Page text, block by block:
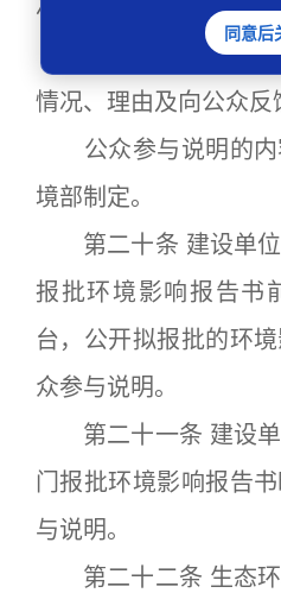
况；
（三）公众意见采
情况、理由及向公众反
公众参与说明的内
境部制定。
第二十条 建设单位
报批环境影响报告书
台，公开拟报批的环
众参与说明。
第二十一条 建设单
门报批环境影响报告
与说明。
第二十二条 生态环
同意后